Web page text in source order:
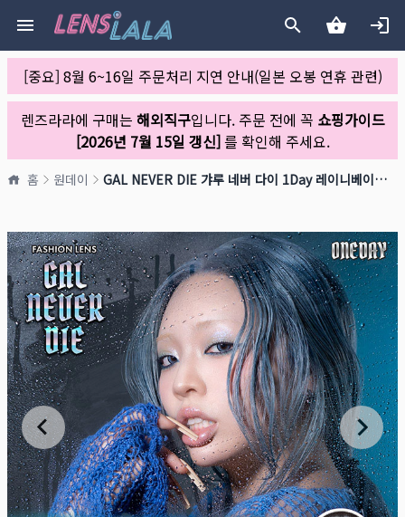
[중요] 8월 6~16일 주문처리 지연 안내(일본 오봉 연휴 관련)
렌즈라라에 구매는 해외직구입니다. 주문 전에 꼭 쇼핑가이드
[2026년 7월 15일 갱신]를 확인해 주세요.
홈 원데이 GAL NEVER DIE 갸루 네버 다이 1Day 레이니베이비(1박스 10개들이)